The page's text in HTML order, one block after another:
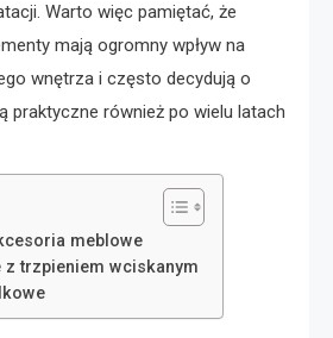
Warto więc pamiętać, że
mają ogromny wpływ na
wnętrza i często decydują o
praktyczne również po wielu latach
meblowe
z trzpieniem wciskanym